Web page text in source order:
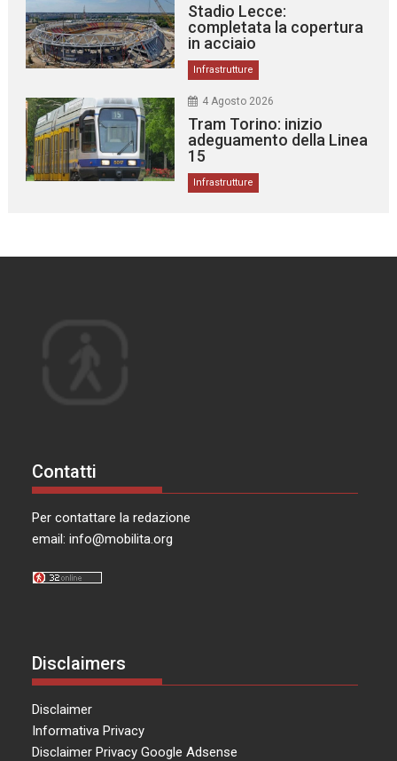
Stadio Lecce:
completata la copertura
in acciaio
Infrastrutture
4 Agosto 2026
Tram Torino: inizio
adeguamento della Linea
15
Infrastrutture
Contatti
Per contattare la redazione
email:info@mobilita.org
Disclaimers
Disclaimer
Informativa Privacy
Disclaimer Privacy Google Adsense